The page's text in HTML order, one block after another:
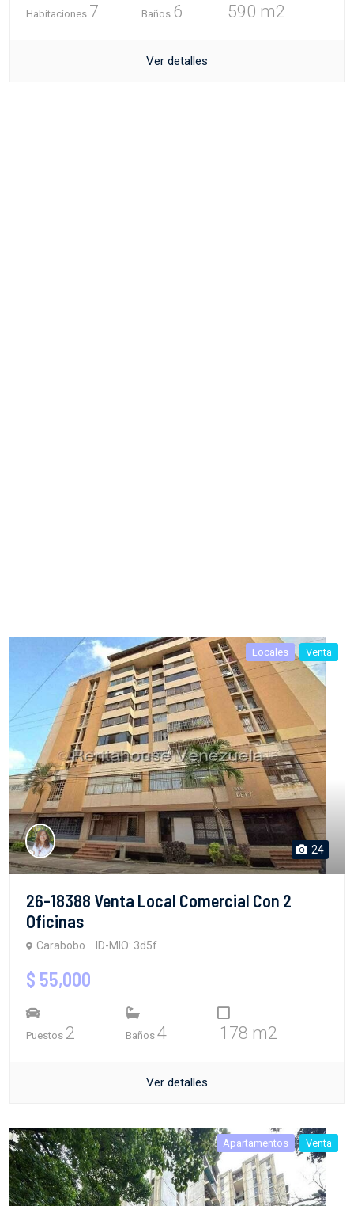
Habitaciones 7 Baños 6 590 m2
Ver detalles
Locales Venta
24
26-18388 Venta Local Comercial Con 2
Oficinas
Carabobo ID-MIO: 3d5f
$ 55,000
Puestos 2 Baños 4 178 m2
Ver detalles
Apartamentos Venta